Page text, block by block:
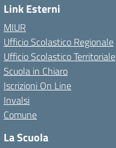
Link Esterni
MIUR
Ufficio Scolastico Regionale
Ufficio Scolastico Territoriale
Scuola in Chiaro
Iscrizioni On Line
Invalsi
Comune
La Scuola